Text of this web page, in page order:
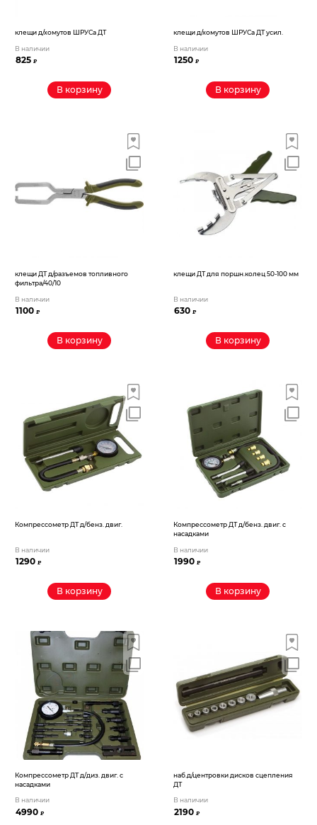
клещи д/хомутов ШРУСа ДТ
В наличии
825₽
В корзину
клещи д/хомутов ШРУСа ДТ усил.
В наличии
1250₽
В корзину
клещи ДТ д/разъемов топливного
фильтра/40/10
В наличии
1100₽
В корзину
клещи ДТ для поршн.колец 50-100 мм
В наличии
630₽
В корзину
Компрессометр ДТ д/бенз. двиг.
В наличии
1290₽
В корзину
Компрессометр ДТ д/бенз. двиг. с
насадками
В наличии
1990₽
В корзину
Компрессометр ДТ д/диз. двиг. с
насадками
В наличии
4990₽
наб.д/центровки дисков сцепления
ДТ
В наличии
2190₽